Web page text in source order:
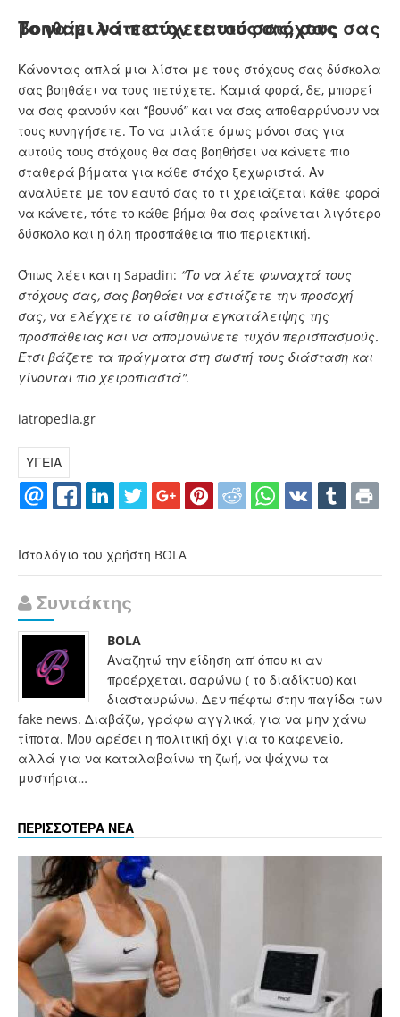
Το να μιλάτε στον εαυτό σας, σας βοηθάει να πετύχετε τους στόχους σας
Κάνοντας απλά μια λίστα με τους στόχους σας δύσκολα
σας βοηθάει να τους πετύχετε. Καμιά φορά, δε, μπορεί
να σας φανούν και “βουνό” και να σας αποθαρρύνουν να
τους κυνηγήσετε. Το να μιλάτε όμως μόνοι σας για
αυτούς τους στόχους θα σας βοηθήσει να κάνετε πιο
σταθερά βήματα για κάθε στόχο ξεχωριστά. Αν
αναλύετε με τον εαυτό σας το τι χρειάζεται κάθε φορά
να κάνετε, τότε το κάθε βήμα θα σας φαίνεται λιγότερο
δύσκολο και η όλη προσπάθεια πιο περιεκτική.
Όπως λέει και η Sapadin: “Το να λέτε φωναχτά τους
στόχους σας, σας βοηθάει να εστιάζετε την προσοχή
σας, να ελέγχετε το αίσθημα εγκατάλειψης της
προσπάθειας και να απομονώνετε τυχόν περισπασμούς.
Έτσι βάζετε τα πράγματα στη σωστή τους διάσταση και
γίνονται πιο χειροπιαστά”.
iatropedia.gr
ΥΓΕΙΑ
Ιστολόγιο του χρήστη BOLA
Συντάκτης
BOLA
Αναζητώ την είδηση απ’ όπου κι αν
προέρχεται, σαρώνω ( το διαδίκτυο) και
διασταυρώνω. Δεν πέφτω στην παγίδα των
fake news. Διαβάζω, γράφω αγγλικά, για να μην χάνω
τίποτα. Μου αρέσει η πολιτική όχι για το καφενείο,
αλλά για να καταλαβαίνω τη ζωή, να ψάχνω τα
μυστήρια…
ΠΕΡΙΣΣΟΤΕΡΑ ΝΕΑ